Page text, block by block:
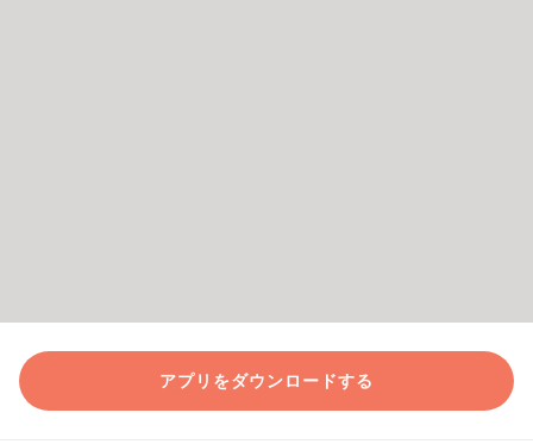
アプリをダウンロードする